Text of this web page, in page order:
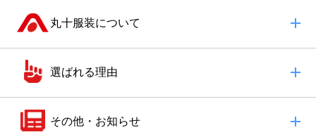
丸十服装について
選ばれる理由
その他・お知らせ